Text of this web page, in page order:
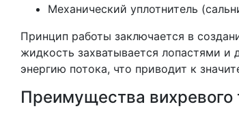
Механический уплотнитель
Принцип работы заключается в
жидкость захватывается лопастями и
энергию потока, что приводит к
Преимущества вихревого